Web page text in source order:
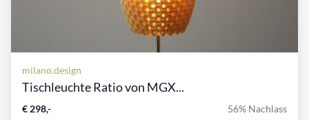
milano.design
Tischleuchte Ratio von MGX...
€ 298,- 56% Nachlass